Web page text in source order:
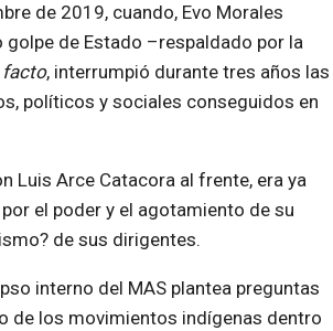
de 2019, cuando, Evo Morales
de Estado –respaldado por la
facto, interrumpió durante tres años las
políticos y sociales conseguidos en
Luis Arce Catacora al frente, era ya
el poder y el agotamiento de su
de sus dirigentes.
interno del MAS plantea preguntas
de los movimientos indígenas dentro